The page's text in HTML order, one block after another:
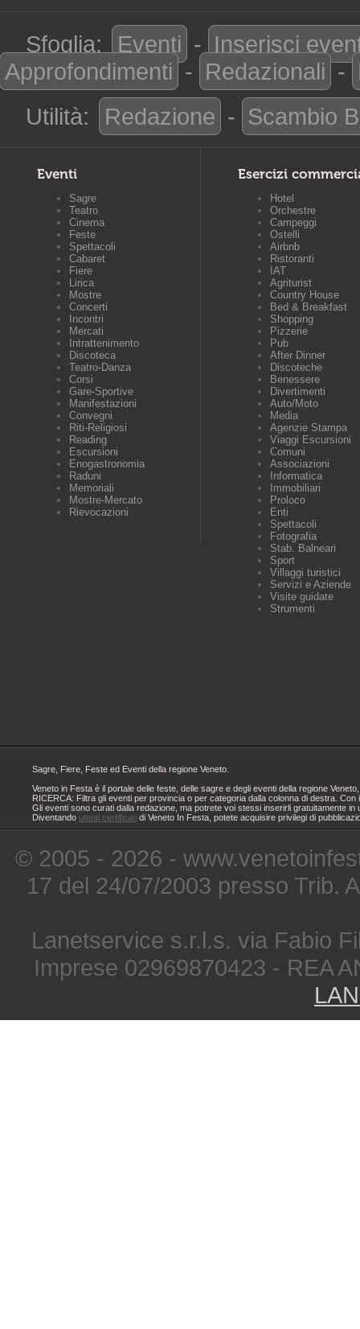
Sfoglia: Eventi - Inserisci
Approfondimenti - Redazionali -
Utilità:
Redazione - Scambio
Eventi
Sagre
Teatro
Cinema
Feste
Spettacoli
Cabaret
Fiere
Lirica
Mostre
Concerti
Incontri
Mercati
Intrattenimento
Discoteca
Teatro-Danza
Corsi
Gare-Sportive
Manifestazioni
Convegni
Riti-Religiosi
Reading
Escursioni
Enogastronomia
Raduni
Memoriali
Mostre-Mercato
Rievocazioni
Esercizi
Hotel
Orchestre
Campeggi
Ostelli
Airbnb
Ristoranti
IAT
Agriturist
Country House
Bed & Breakfast
Shopping
Pizzerie
Pub
After Dinner
Discoteche
Benessere
Divertimenti
Auto/Moto
Media
Agenzie Stampa
Viaggi Escursioni
Comuni
Associazioni
Informatica
Immobiliari
Proloco
Enti
Spettacoli
Fotografia
Stab. Balneari
Sport
Villaggi turistici
Servizi e Aziende
Visite guidate
Strumenti
Sagre, Fiere, Feste ed Eventi della regione Veneto.
Veneto in Festa è il portale delle feste, delle sagre e degli eventi della regione
RICERCA: Filtra gli eventi per provincia o per categoria dalla colonna di destra.
Gli eventi sono curati dalla redazione, ma potrete voi stessi inserirli gratuitamente
Diventando utenti certificati di Veneto In Festa, potete acquisire privilegi di
© 2005 - 2026 -
17 del 24/07/2003 presso Trib.
Lanetservice s.r.l.s. via Fabio
Imprese 02969870423 - REA